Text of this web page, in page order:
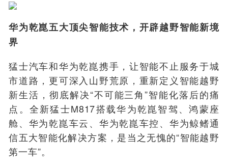
华为乾崑五大顶尖智能技术，开辟越野智能新境
界
猛士汽车和华为乾崑携手，让智能不止服务于城
市道路，更可深入山野荒原，重新定义智能越野
新生活，彻底解决“不可能三角”智能化落后的痛
点。全新猛士M817搭载华为乾崑智驾、鸿蒙座
舱、华为乾崑车云、华为乾崑车控、华为鲸鳍通
信五大智能化解决方案，是当之无愧的“智能越野
第一车”。